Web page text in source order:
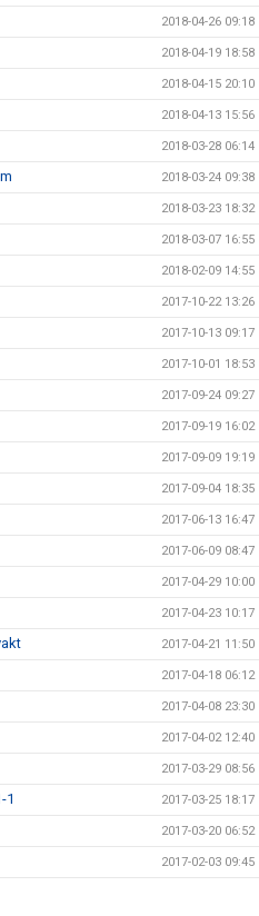
2018-04-26 09:18
2018-04-19 18:58
2018-04-15 20:10
2018-04-13 15:56
2018-03-28 06:14
2018-03-24 09:38
2018-03-23 18:32
2018-03-07 16:55
2018-02-09 14:55
2017-10-22 13:26
2017-10-13 09:17
2017-10-01 18:53
2017-09-24 09:27
2017-09-19 16:02
2017-09-09 19:19
2017-09-04 18:35
2017-06-13 16:47
2017-06-09 08:47
2017-04-29 10:00
2017-04-23 10:17
2017-04-21 11:50
2017-04-18 06:12
2017-04-08 23:30
2017-04-02 12:40
2017-03-29 08:56
1 2017-03-25 18:17
2017-03-20 06:52
2017-02-03 09:45